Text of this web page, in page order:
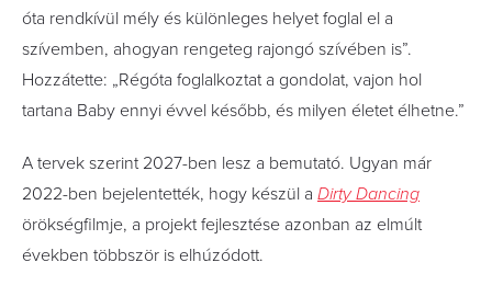
óta rendkívül mély és különleges helyet foglal el a
szívemben, ahogyan rengeteg rajongó szívében is”.
Hozzátette: „Régóta foglalkoztat a gondolat, vajon hol
tartana Baby ennyi évvel később, és milyen életet élhetne.”
A tervek szerint 2027-ben lesz a bemutató. Ugyan már
2022-ben bejelentették, hogy készül a Dirty Dancing
örökségfilmje, a projekt fejlesztése azonban az elmúlt
években többször is elhúzódott.